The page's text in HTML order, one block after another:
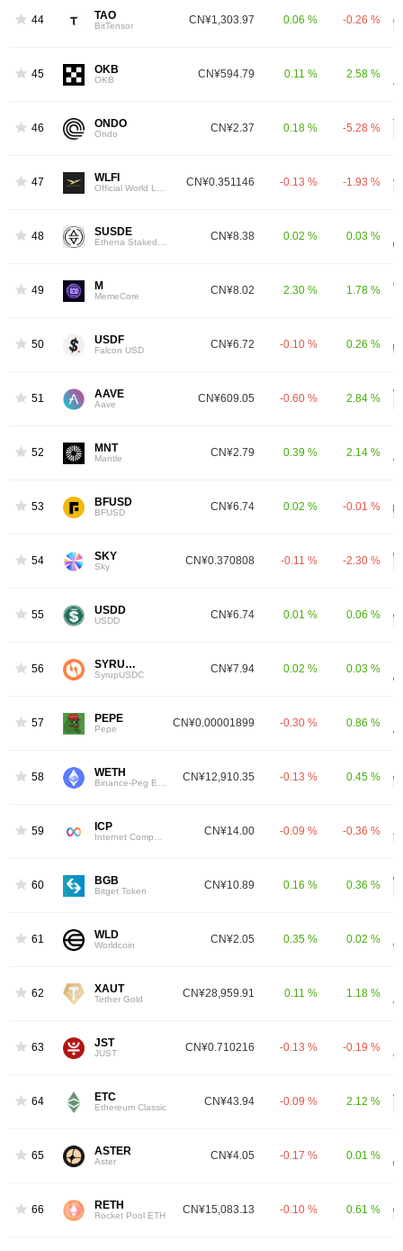
44 TAO
BitTensor CN¥1,303.97 0.06 % -0.26 %
45 OKB
OKB CN¥594.79 0.11 % 2.58 %
46 ONDO
Ondo CN¥2.37 0.18 % -5.28 %
47 WLFI CN¥0.351146 -0.13 % -1.93 %
48 SUSDE CN¥8.38 0.02 % 0.03 %
49 M
MemeCore CN¥8.02 2.30 % 1.78 %
50 USDF
Falcon USD CN¥6.72 -0.10 % 0.26 %
51 AAVE
Aave CN¥609.05 -0.60 % 2.84 %
52 MNT
Mantle CN¥2.79 0.39 % 2.14 %
53 BFUSD
BFUSD CN¥6.74 0.02 % -0.01 %
54 SKY
Sky CN¥0.370808 -0.11 % -2.30 %
55 USDD
USDD CN¥6.74 0.01 % 0.06 %
56 SYRUPUSDC
SyrupUSDC CN¥7.94 0.02 % 0.03 %
57 PEPE
Pepe CN¥0.00001899 -0.30 % 0.86 %
58 WETH CN¥12,910.35 -0.13 % 0.45 %
59 ICP CN¥14.00 -0.09 % -0.36 %
60 BGB
Bitget Token CN¥10.89 0.16 % 0.36 %
61 WLD
Worldcoin CN¥2.05 0.35 % 0.02 %
62 XAUT
Tether Gold CN¥28,959.91 0.11 % 1.18 %
63 JST
JUST CN¥0.710216 -0.13 % -0.19 %
64 ETC
Ethereum Classic CN¥43.94 -0.09 % 2.12 %
65 ASTER
Aster CN¥4.05 -0.17 % 0.01 %
66 RETH
Rocket Pool ETH CN¥15,083.13 -0.10 % 0.61 %